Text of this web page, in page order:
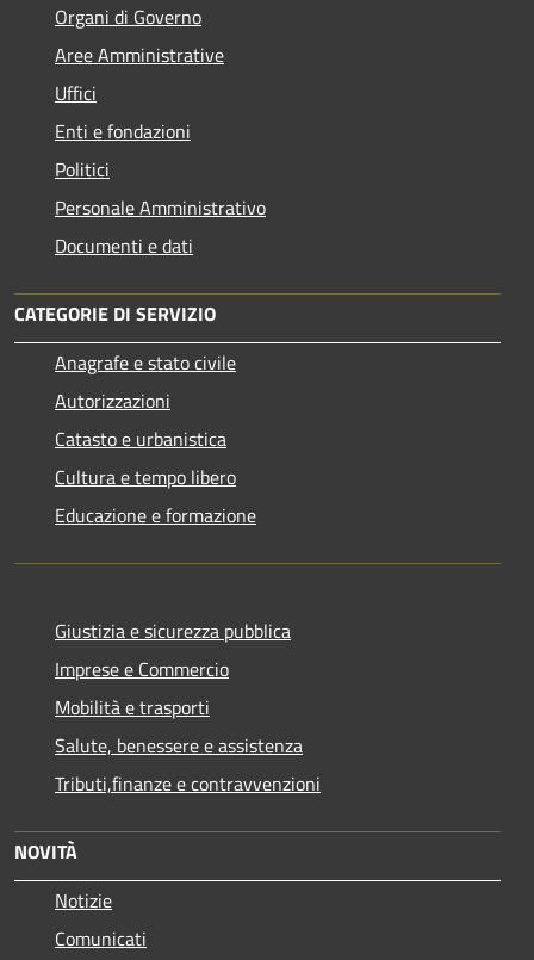
Organi di Governo
Aree Amministrative
Uffici
Enti e fondazioni
Politici
Personale Amministrativo
Documenti e dati
CATEGORIE DI SERVIZIO
Anagrafe e stato civile
Autorizzazioni
Catasto e urbanistica
Cultura e tempo libero
Educazione e formazione
Giustizia e sicurezza pubblica
Imprese e Commercio
Mobilità e trasporti
Salute, benessere e assistenza
Tributi,finanze e contravvenzioni
NOVITÀ
Notizie
Comunicati